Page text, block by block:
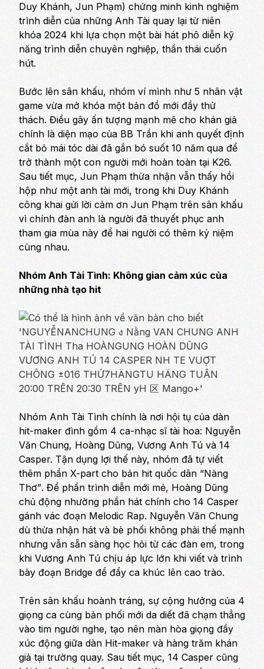
Duy Khánh, Jun Phạm) chứng minh kinh nghiệm
trình diễn của những Anh Tài quay lại từ niên
khóa 2024 khi lựa chọn một bài hát phô diễn kỹ
năng trình diễn chuyên nghiệp, thần thái cuốn
hút.
Bước lên sân khấu, nhóm ví mình như 5 nhân vật
game vừa mở khóa một bản đồ mới đầy thử
thách. Điều gây ấn tượng mạnh mẽ cho khán giả
chính là diện mạo của BB Trần khi anh quyết định
cắt bỏ mái tóc dài đã gắn bó suốt 10 năm qua để
trở thành một con người mới hoàn toàn tại K26.
Sau tiết mục, Jun Phạm thừa nhận vẫn thấy hồi
hộp như một anh tài mới, trong khi Duy Khánh
công khai gửi lời cảm ơn Jun Phạm trên sân khấu
vì chính đàn anh là người đã thuyết phục anh
tham gia mùa này để hai người có thêm kỷ niệm
cùng nhau.
Nhóm Anh Tài Tình: Không gian cảm xúc của
những nhà tạo hit
Nhóm Anh Tài Tình chính là nơi hội tụ của dàn
hit-maker đình gồm 4 ca-nhạc sĩ tài hoa: Nguyễn
Văn Chung, Hoàng Dũng, Vương Anh Tú và 14
Casper. Tận dụng lợi thế này, nhóm đã tự viết
thêm phần X-part cho bản hit quốc dân “Nàng
Thơ”. Để phần trình diễn mới mẻ, Hoàng Dũng
chủ động nhường phần hát chính cho 14 Casper
gánh vác đoạn Melodic Rap. Nguyễn Văn Chung
dù thừa nhận hát và bè phối không phải thế mạnh
nhưng vẫn sẵn sàng học hỏi từ các đàn em, trong
khi Vương Anh Tú chịu áp lực lớn khi viết và trình
bày đoạn Bridge để đẩy ca khúc lên cao trào.
Trên sân khấu hoành tráng, sự cộng hưởng của 4
giọng ca cùng bản phối mới da diết đã chạm thẳng
vào tim người nghe, tạo nên màn hòa giọng đầy
xúc động giữa dàn Hit-maker và hàng trăm khán
giả tại trường quay. Sau tiết mục, 14 Casper cũng